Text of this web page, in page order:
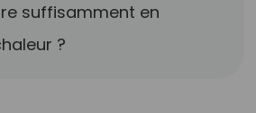
suffisamment en
?